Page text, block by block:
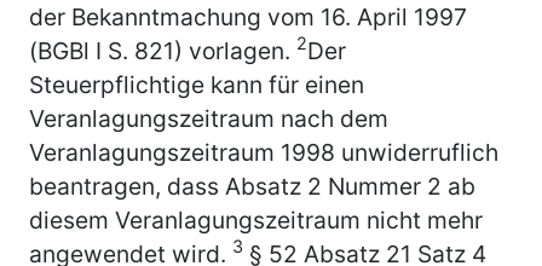
der Bekanntmachung vom 16. April 1997
(BGBl I S. 821) vorlagen. 2Der
Steuerpflichtige kann für einen
Veranlagungszeitraum nach dem
Veranlagungszeitraum 1998 unwiderruflich
beantragen, dass Absatz 2 Nummer 2 ab
diesem Veranlagungszeitraum nicht mehr
angewendet wird. 3 § 52 Absatz 21 Satz 4